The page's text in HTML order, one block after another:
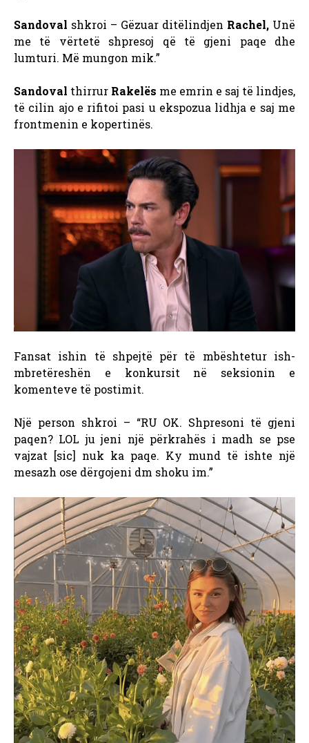
Sandoval shkroi – Gëzuar ditëlindjen Rachel, Unë
me të vërtetë shpresoj që të gjeni paqe dhe
lumturi. Më mungon mik.”
Sandoval thirrur Rakelës me emrin e saj të lindjes,
të cilin ajo e rifitoi pasi u ekspozua lidhja e saj me
frontmenin e kopertinës.
Fansat ishin të shpejtë për të mbështetur ish-
mbretëreshën e konkursit në seksionin e
komenteve të postimit.
Një person shkroi – “RU OK. Shpresoni të gjeni
paqen? LOL ju jeni një përkrahës i madh se pse
vajzat [sic] nuk ka paqe. Ky mund të ishte një
mesazh ose dërgojeni dm shoku im.”